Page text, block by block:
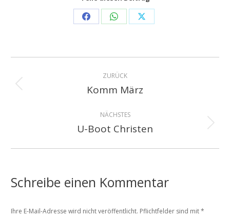
Share
Facebook
Share
WhatsApp
Share
X
Kommentarnavigation
ZURÜCK
Vorheriger
Komm März
NÄCHSTES
Nächster
U-Boot Christen
Schreibe einen Kommentar
Ihre E-Mail-Adresse wird nicht veröffentlicht. Pflichtfelder sind mit*